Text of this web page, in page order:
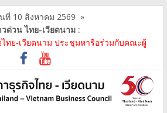
ที่ 10 สิงหาคม 2569 »
ด่วน ไทย-เวียดนาม :
ทย-เวียดนาม ประชุมหารือร่วมกับคณะผู้
คณะกรรมการประชาชน กรุงฮ..
ทย-เวียดนาม เข้าร่วมงานวันคล้ายวัน
การกลาง (ประเทศไทย) จ..
เข้าร่วมงานสัมมนา "Investment and
Hoa Province for Th..